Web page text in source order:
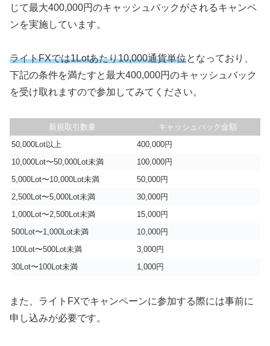
じて最大400,000円のキャッシュバックがされるキャンペ
ンを実施しています。
ライトFXでは1Lotあたり10,000通貨単位となっており、
下記の条件を満たすと最大400,000円のキャッシュバック
を受け取れますので参加してみてください。
新規取引数量
キャッシュバック金額
50,000Lot以上
400,000円
10,000Lot〜50,000Lot未満
100,000円
5,000Lot〜10,000Lot未満
50,000円
2,500Lot〜5,000Lot未満
30,000円
1,000Lot〜2,500Lot未満
15,000円
500Lot〜1,000Lot未満
10,000円
100Lot〜500Lot未満
3,000円
30Lot〜100Lot未満
1,000円
また、ライトFXでキャンペーンに参加する際には事前に
申し込みが必要です。